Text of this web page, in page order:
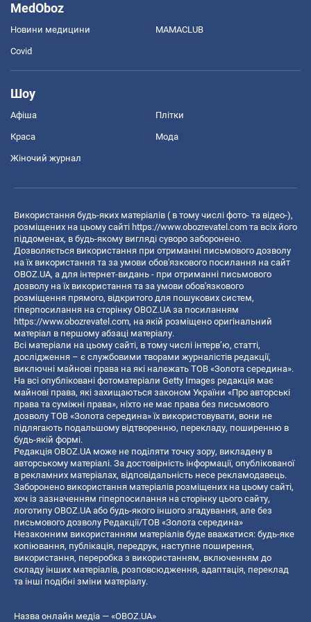
MedOboz
Новини медицини MAMACLUB
Covid
Шоу
Афіша Плітки
Краса Мода
Жіночий журнал
Використання будь-яких матеріалів ( в тому числі фото- та відео-),
розміщених на цьому сайті https://www.obozrevatel.com та всіх його
піддоменах, в будь-якому вигляді суворо заборонено.
Дозволяється використання при отриманні письмового дозволу
на їх використання та за умови обов'язкового посилання на сайт
OBOZ.UA, а для інтернет-видань - при отриманні письмового
дозволу на їх використання та за умови обов'язкового
розміщення прямого, відкритого для пошукових систем,
гіперпосилання на сторінку OBOZ.UA за посиланням
https://www.obozrevatel.com, на якій розміщено оригінальний
матеріал в першому абзаці матеріалу.
Всі матеріали на цьому сайті, в тому числі інтерв’ю, статті,
дослідження – є службовими творами журналістів редакції,
виключні майнові права на які належать ТОВ «Золота середина».
На всі опубліковані фотоматеріали Getty Images редакція має
майнові права, які захищаються законом України «Про авторські
права та суміжні права», ніхто не має права без письмового
дозволу ТОВ «Золота середина» їх використовувати, вони не
підлягають подальшому відтворенню, перекладу, поширенню в
будь-якій формі.
Редакція OBOZ.UA може не поділяти точку зору, викладену в
авторському матеріалі. За достовірність інформації, опублікованої
в рекламних матеріалах, відповідальність несе рекламодавець.
Заборонено використання матеріалів розміщених на цьому сайті,
хоч із зазначенням гіперпосилання на сторінку цього сайту,
логотипу OBOZ.UA або будь-якого іншого згадування, але без
письмового дозволу Редакції/ТОВ «Золота середина»
Незаконним використанням матеріалів буде вважатися: будь-яке
копiювання, публiкацiя, передрук, наступне поширення,
використання, переробка з використанням, включенням до
складу інших матеріалів, розповсюдження, адаптація, переклад
та інші подібні зміни матеріалу.
Назва онлайн медіа — «OBOZ.UA»